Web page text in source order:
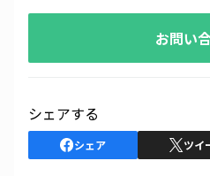
お問い
シェアする
シェア ツイ